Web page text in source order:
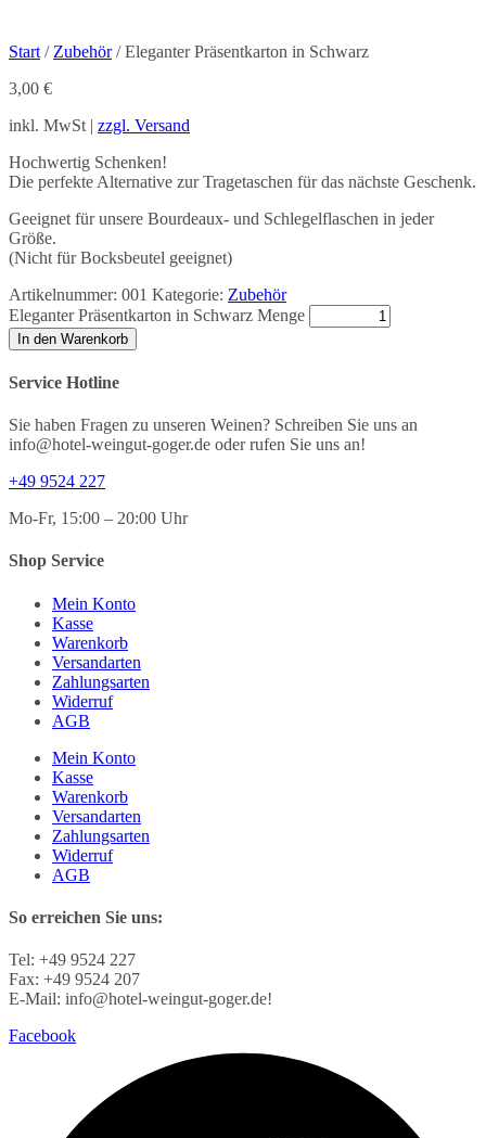
Start / Zubehör/ Eleganter Präsentkarton in Schwarz
3,00 €
inkl. MwSt | zzgl. Versand
Hochwertig Schenken!
Die perfekte Alternative zur Tragetaschen für das nächste Geschenk.
Geeignet für unsere Bourdeaux- und Schlegelflaschen in jeder
Größe.
(Nicht für Bocksbeutel geeignet)
Artikelnummer: 001 Kategorie: Zubehör
Eleganter Präsentkarton in Schwarz Menge
In den Warenkorb
Service Hotline
Sie haben Fragen zu unseren Weinen? Schreiben Sie uns an
info@hotel-weingut-goger.de oder rufen Sie uns an!
+49 9524 227
Mo-Fr, 15:00 – 20:00 Uhr
Shop Service
Mein Konto
Kasse
Warenkorb
Versandarten
Zahlungsarten
Widerruf
AGB
Mein Konto
Kasse
Warenkorb
Versandarten
Zahlungsarten
Widerruf
AGB
So erreichen Sie uns:
Tel: +49 9524 227
Fax: +49 9524 207
E-Mail: info@hotel-weingut-goger.de!
Facebook